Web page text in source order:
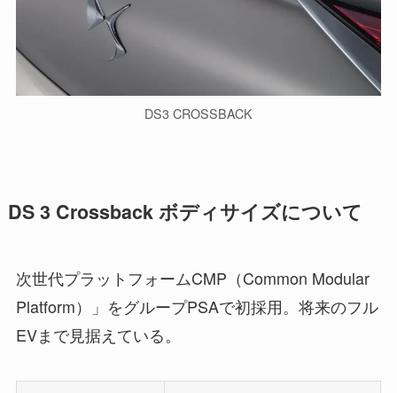
DS3 CROSSBACK
DS 3 Crossback ボディサイズについて
次世代プラットフォームCMP（Common Modular
Platform）」をグループPSAで初採用。将来のフル
EVまで見据えている。